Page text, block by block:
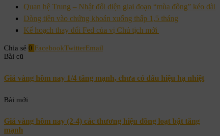
Quan hệ Trung – Nhật đối diện giai đoạn “mùa đông” kéo dài
Dòng tiền vào chứng khoán xuống thấp 1,5 tháng
Kế hoạch thay đổi Fed của vị Chủ tịch mới
Chia sẻ 0 FacebookTwitterEmail
Bài cũ
Giá vàng hôm nay 1/4 tăng mạnh, chưa có dấu hiệu hạ nhiệt
Bài mới
Giá vàng hôm nay (2-4) các thương hiệu đồng loạt bật tăng
mạnh